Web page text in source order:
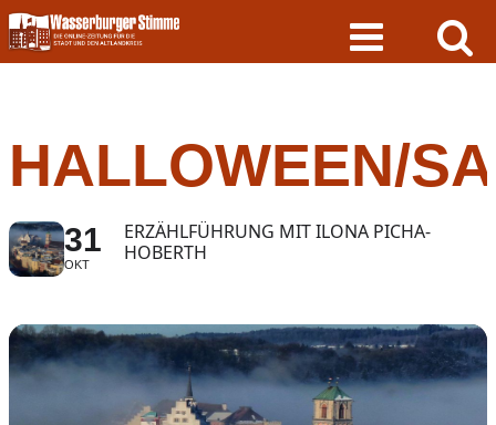
Skip
to
content
HALLOWEEN/
31
OKT
ERZÄHLFÜHRUNG MIT ILONA PICHA-
HOBERTH